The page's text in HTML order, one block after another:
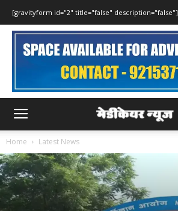
[gravityform id="2" title="false" description="false"]
Home Latest News